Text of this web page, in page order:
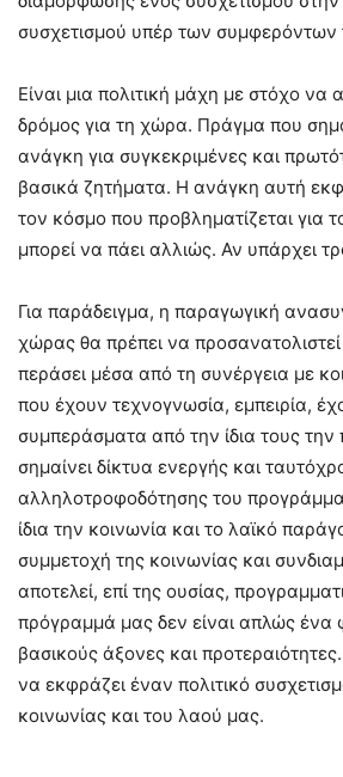
συσχετισμού υπέρ των συμφερόντων
Είναι μια πολιτική μάχη με στόχο να
δρόμος για τη χώρα. Πράγμα που
ανάγκη για συγκεκριμένες και
βασικά ζητήματα. Η ανάγκη αυτή
τον κόσμο που προβληματίζεται για
μπορεί να πάει αλλιώς. Αν υπάρχει
Για παράδειγμα, η παραγωγική
χώρας θα πρέπει να
περάσει μέσα από τη συνέργεια με
που έχουν τεχνογνωσία, εμπειρία,
συμπεράσματα από την ίδια τους
σημαίνει δίκτυα ενεργής και
αλληλοτροφοδότησης του
ίδια την κοινωνία και το λαϊκό
συμμετοχή της κοινωνίας και
αποτελεί, επί της ουσίας,
πρόγραμμά μας δεν είναι απλώς ένα
βασικούς άξονες και
να εκφράζει έναν πολιτικό
κοινωνίας και του λαού μας.